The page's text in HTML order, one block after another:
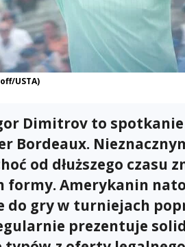
USTA)
Dimitrov to
Bordeaux.
od dłuższego czasu
formy. Amerykanin
do gry w turniejach
prezentuje